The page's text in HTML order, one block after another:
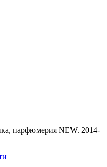
парфюмерия NEW. 2014-